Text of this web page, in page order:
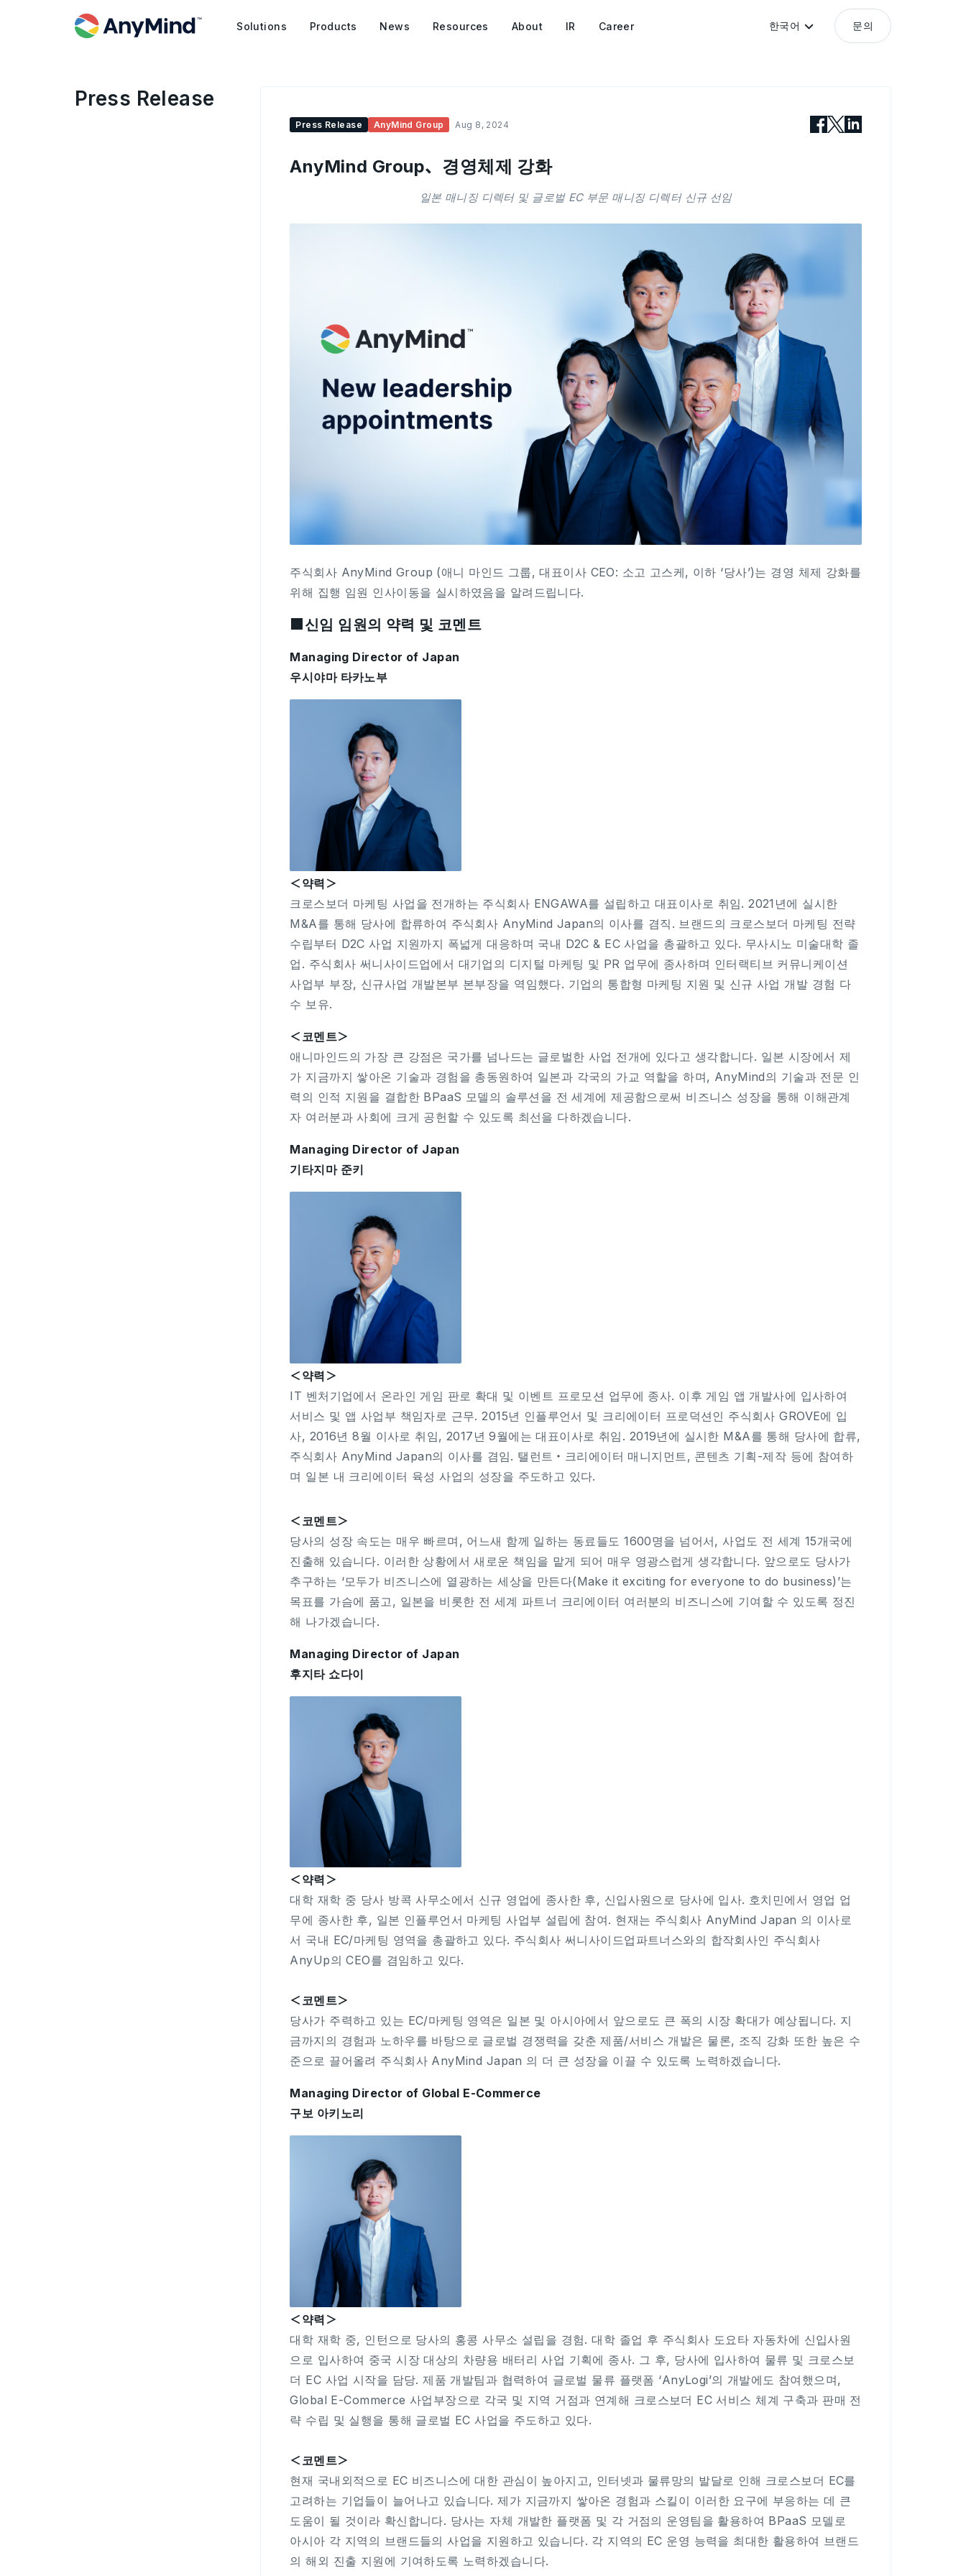
Solutions Products News Resources About IR Career 한국어 문의
Press Release
Press Release AnyMind Group Aug 8, 2024
AnyMind Group、경영체제 강화
일본 매니징 디렉터 및 글로벌 EC 부문 매니징 디렉터 신규 선임
주식회사 AnyMind Group (애니 마인드 그룹, 대표이사 CEO: 소고 고스케, 이하 ‘당사’)는 경영 체제 강화를
위해 집행 임원 인사이동을 실시하였음을 알려드립니다.
■신임 임원의 약력 및 코멘트
Managing Director of Japan
우시야마 타카노부
＜약력＞
크로스보더 마케팅 사업을 전개하는 주식회사 ENGAWA를 설립하고 대표이사로 취임. 2021년에 실시한
M&A를 통해 당사에 합류하여 주식회사 AnyMind Japan의 이사를 겸직. 브랜드의 크로스보더 마케팅 전략
수립부터 D2C 사업 지원까지 폭넓게 대응하며 국내 D2C & EC 사업을 총괄하고 있다. 무사시노 미술대학 졸
업. 주식회사 써니사이드업에서 대기업의 디지털 마케팅 및 PR 업무에 종사하며 인터랙티브 커뮤니케이션
사업부 부장, 신규사업 개발본부 본부장을 역임했다. 기업의 통합형 마케팅 지원 및 신규 사업 개발 경험 다
수 보유.
＜코멘트＞
애니마인드의 가장 큰 강점은 국가를 넘나드는 글로벌한 사업 전개에 있다고 생각합니다. 일본 시장에서 제
가 지금까지 쌓아온 기술과 경험을 총동원하여 일본과 각국의 가교 역할을 하며, AnyMind의 기술과 전문 인
력의 인적 지원을 결합한 BPaaS 모델의 솔루션을 전 세계에 제공함으로써 비즈니스 성장을 통해 이해관계
자 여러분과 사회에 크게 공헌할 수 있도록 최선을 다하겠습니다.
Managing Director of Japan
기타지마 준키
＜약력＞
IT 벤처기업에서 온라인 게임 판로 확대 및 이벤트 프로모션 업무에 종사. 이후 게임 앱 개발사에 입사하여
서비스 및 앱 사업부 책임자로 근무. 2015년 인플루언서 및 크리에이터 프로덕션인 주식회사 GROVE에 입
사, 2016년 8월 이사로 취임, 2017년 9월에는 대표이사로 취임. 2019년에 실시한 M&A를 통해 당사에 합류,
주식회사 AnyMind Japan의 이사를 겸임. 탤런트・크리에이터 매니지먼트, 콘텐츠 기획-제작 등에 참여하
며 일본 내 크리에이터 육성 사업의 성장을 주도하고 있다.
＜코멘트＞
당사의 성장 속도는 매우 빠르며, 어느새 함께 일하는 동료들도 1600명을 넘어서, 사업도 전 세계 15개국에
진출해 있습니다. 이러한 상황에서 새로운 책임을 맡게 되어 매우 영광스럽게 생각합니다. 앞으로도 당사가
추구하는 ‘모두가 비즈니스에 열광하는 세상을 만든다(Make it exciting for everyone to do business)’는
목표를 가슴에 품고, 일본을 비롯한 전 세계 파트너 크리에이터 여러분의 비즈니스에 기여할 수 있도록 정진
해 나가겠습니다.
Managing Director of Japan
후지타 쇼다이
＜약력＞
대학 재학 중 당사 방콕 사무소에서 신규 영업에 종사한 후, 신입사원으로 당사에 입사. 호치민에서 영업 업
무에 종사한 후, 일본 인플루언서 마케팅 사업부 설립에 참여. 현재는 주식회사 AnyMind Japan 의 이사로
서 국내 EC/마케팅 영역을 총괄하고 있다. 주식회사 써니사이드업파트너스와의 합작회사인 주식회사
AnyUp의 CEO를 겸임하고 있다.
＜코멘트＞
당사가 주력하고 있는 EC/마케팅 영역은 일본 및 아시아에서 앞으로도 큰 폭의 시장 확대가 예상됩니다. 지
금까지의 경험과 노하우를 바탕으로 글로벌 경쟁력을 갖춘 제품/서비스 개발은 물론, 조직 강화 또한 높은 수
준으로 끌어올려 주식회사 AnyMind Japan 의 더 큰 성장을 이끌 수 있도록 노력하겠습니다.
Managing Director of Global E-Commerce
구보 아키노리
＜약력＞
대학 재학 중, 인턴으로 당사의 홍콩 사무소 설립을 경험. 대학 졸업 후 주식회사 도요타 자동차에 신입사원
으로 입사하여 중국 시장 대상의 차량용 배터리 사업 기획에 종사. 그 후, 당사에 입사하여 물류 및 크로스보
더 EC 사업 시작을 담당. 제품 개발팀과 협력하여 글로벌 물류 플랫폼 ‘AnyLogi’의 개발에도 참여했으며,
Global E-Commerce 사업부장으로 각국 및 지역 거점과 연계해 크로스보더 EC 서비스 체계 구축과 판매 전
략 수립 및 실행을 통해 글로벌 EC 사업을 주도하고 있다.
＜코멘트＞
현재 국내외적으로 EC 비즈니스에 대한 관심이 높아지고, 인터넷과 물류망의 발달로 인해 크로스보더 EC를
고려하는 기업들이 늘어나고 있습니다. 제가 지금까지 쌓아온 경험과 스킬이 이러한 요구에 부응하는 데 큰
도움이 될 것이라 확신합니다. 당사는 자체 개발한 플랫폼 및 각 거점의 운영팀을 활용하여 BPaaS 모델로
아시아 각 지역의 브랜드들의 사업을 지원하고 있습니다. 각 지역의 EC 운영 능력을 최대한 활용하여 브랜드
의 해외 진출 지원에 기여하도록 노력하겠습니다.